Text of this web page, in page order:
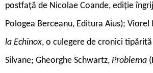
postfață de Nicolae Coande, ediție
Pologea Berceanu, Editura Aius); Viorel
la Echinox, o culegere de cronici
Silvane; Gheorghe Schwartz, Problema